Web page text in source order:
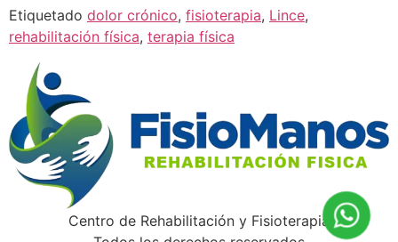
Etiquetado dolor crónico, fisioterapia, Lince,
rehabilitación física, terapia física
Centro de Rehabilitación y Fisioterapia